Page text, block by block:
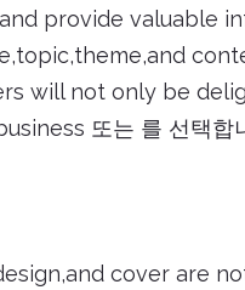
provide valuable
will not only be
또는 를 선택합
cover are